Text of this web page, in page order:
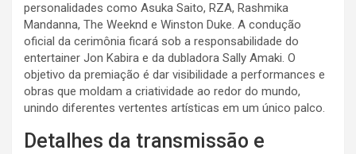
personalidades como Asuka Saito, RZA, Rashmika
Mandanna, The Weeknd e Winston Duke. A condução
oficial da cerimônia ficará sob a responsabilidade do
entertainer Jon Kabira e da dubladora Sally Amaki. O
objetivo da premiação é dar visibilidade a performances e
obras que moldam a criatividade ao redor do mundo,
unindo diferentes vertentes artísticas em um único palco.
Detalhes da transmissão e